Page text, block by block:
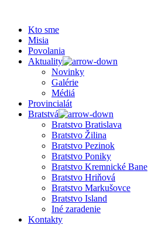
Kto sme
Misia
Povolania
Aktuality
Novinky
Galérie
Médiá
Provincialát
Bratstvá
Bratstvo Bratislava
Bratstvo Žilina
Bratstvo Pezinok
Bratstvo Poniky
Bratstvo Kremnické Bane
Bratstvo Hriňová
Bratstvo Markušovce
Bratstvo Island
Iné zaradenie
Kontakty